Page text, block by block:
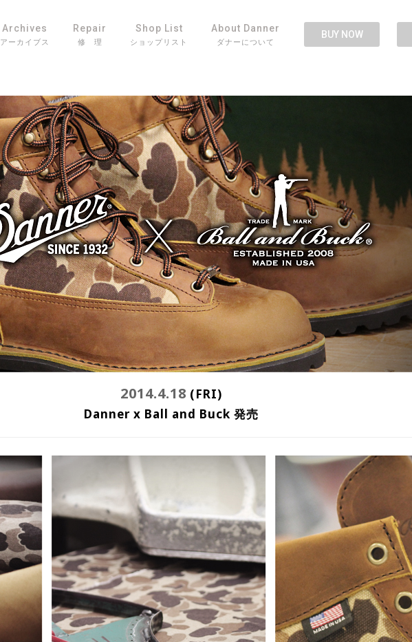
Archives
アーカイブス
Repair
修 理
Shop List
ショップリスト
About Danner
ダナーについて
BUY NOW
2014.4.18 (FRI)
Danner x Ball and Buck 発売